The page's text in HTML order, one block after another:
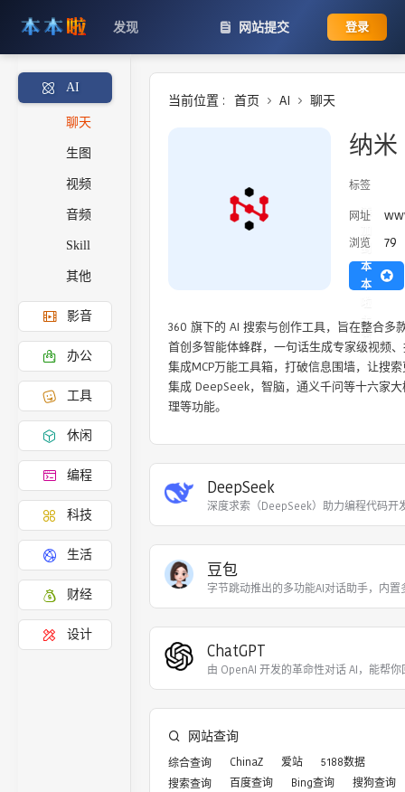
发现 网站提交 登录
AI
聊天
生图
视频
音频
Skill
其他
影音
办公
工具
休闲
编程
科技
生活
财经
设计
当前位置 : 首页 AI 聊天
纳米
标签
网址
浏览 79
添
到
本
本
主
页
360 旗下的 AI 搜索与创作工具，旨在整合多
首创多智能体蜂群，一句话生成专家级视频、
集成MCP万能工具箱，打破信息围墙，让搜
集成 DeepSeek，智脑，通义千问等十六家
理等功能。
DeepSeek
深度求索（DeepSeek）助力编程代码开
豆包
字节跳动推出的多功能AI对话助手，内置
ChatGPT
由 OpenAI 开发的革命性对话 AI，能帮你
网站查询
综合查询 ChinaZ 爱站
5188数据
搜索查询
百度查询 Bing查询
搜狗查询